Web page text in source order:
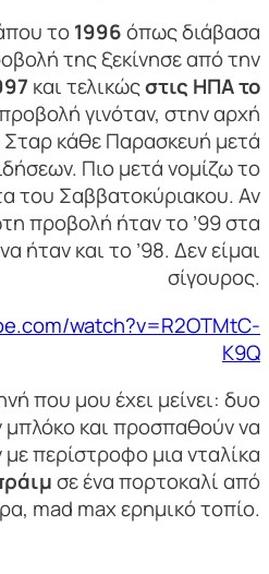
το1996όπως διάβασα
της ξεκίνησε από την
και τελικώςστις ΗΠΑ το
γινόταν, στην αρχή
κάθε Παρασκευή μετά
Πιο μετά νομίζω το
του Σαββατοκύριακου. Αν
προβολή ήταν το ’99 στα
ήταν και το ’98. Δεν είμαι
σίγουρος.
watch?v=R2OTMtC-
K9Q
που μου έχει μείνει: δυο
μπλόκο και προσπαθούν να
περίστροφο μια νταλίκα
σε ένα πορτοκαλί από
mad max ερημικό τοπίο.